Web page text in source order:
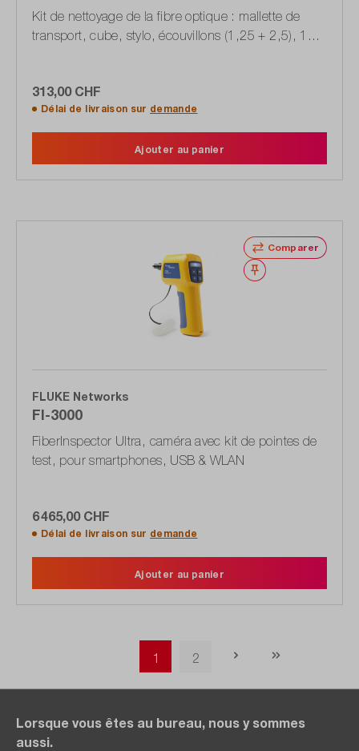
Kit de nettoyage de la fibre optique : mallette de
transport, cube, stylo, écouvillons (1,25 + 2,5), 10
313,00 CHF
Délai de livraison sur demande
Ajouter au panier
Comparer
Noter
FLUKE Networks
FI-3000
FiberInspector Ultra, caméra avec kit de pointes de
test, pour smartphones, USB & WLAN
6 465,00 CHF
Délai de livraison sur demande
Ajouter au panier
Page
1 Page
2
Lorsque vous êtes au bureau, nous y sommes
aussi.